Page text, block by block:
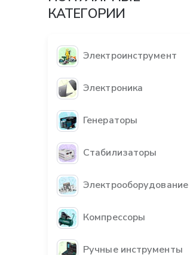
КАТЕГОРИИ
Электроинструмент
Электроника
Генераторы
Стабилизаторы
Электрооборудование
Компрессоры
Ручные инструменты